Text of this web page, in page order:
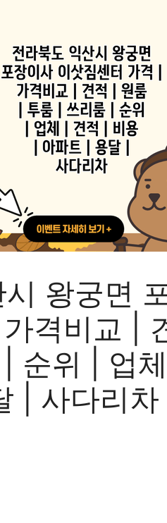
왕궁면
격비교 |
순위 | 업
| 사다리차